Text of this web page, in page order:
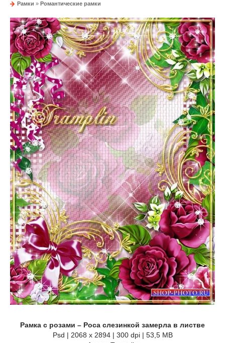
Рамки » Романтические рамки
Рамка с розами – Роса слезинкой замерла в листве
Psd | 2068 x 2894 | 300 dpi | 53,5 MB